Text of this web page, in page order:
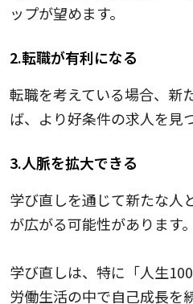
ップが望めます。
2.転職が有利になる
転職を考えている場合、新
ば、より好条件の求人を見
3.人脈を拡大できる
学び直しを通じて新たな人
が広がる可能性があります。
学び直しは、特に「人生
労働生活の中で自己成長を